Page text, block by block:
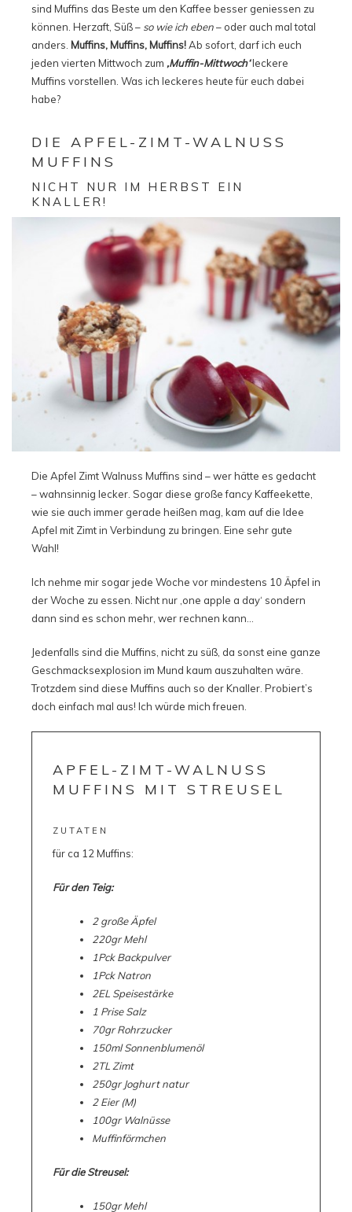
sind Muffins das Beste um den Kaffee besser geniessen zu
können. Herzaft, Süß – so wie ich eben– oder auch mal total
anders. Muffins, Muffins, Muffins!Ab sofort, darf ich euch
jeden vierten Mittwoch zum ‚Muffin-Mittwoch‘leckere
Muffins vorstellen. Was ich leckeres heute für euch dabei
habe?
DIE APFEL-ZIMT-WALNUSS
MUFFINS
NICHT NUR IM HERBST EIN
KNALLER!
Die Apfel Zimt Walnuss Muffins sind – wer hätte es gedacht
– wahnsinnig lecker. Sogar diese große fancy Kaffeekette,
wie sie auch immer gerade heißen mag, kam auf die Idee
Apfel mit Zimt in Verbindung zu bringen. Eine sehr gute
Wahl!
Ich nehme mir sogar jede Woche vor mindestens 10 Äpfel in
der Woche zu essen. Nicht nur ‚one apple a day‘ sondern
dann sind es schon mehr, wer rechnen kann…
Jedenfalls sind die Muffins, nicht zu süß, da sonst eine ganze
Geschmacksexplosion im Mund kaum auszuhalten wäre.
Trotzdem sind diese Muffins auch so der Knaller. Probiert’s
doch einfach mal aus! Ich würde mich freuen.
APFEL-ZIMT-WALNUSS
MUFFINS MIT STREUSEL
ZUTATEN
für ca 12 Muffins:
Für den Teig:
2 große Äpfel
220gr Mehl
1Pck Backpulver
1Pck Natron
2EL Speisestärke
1 Prise Salz
70gr Rohrzucker
150ml Sonnenblumenöl
2TL Zimt
250gr Joghurt natur
2 Eier (M)
100gr Walnüsse
Muffinförmchen
Für die Streusel:
150gr Mehl